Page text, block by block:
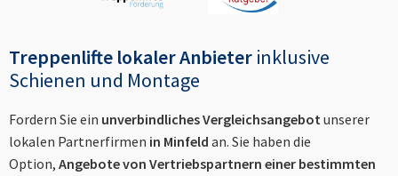
Treppenlifte lokaler Anbieter inklusive
Schienen und Montage
Fordern Sie ein unverbindliches Vergleichsangebotunserer
lokalen Partnerfirmen in Minfeld an. Sie haben die
Option, Angebote von Vertriebspartnern einer bestimmten